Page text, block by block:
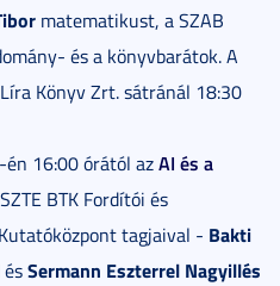
matematikust, a SZAB
és a könyvbarátok. A
Könyv Zrt. sátránál 18:30
én 16:00 órától azAI és a
BTK Fordítói és
tagjaival - Bakti
ésSermann Eszterrel Nagyillés